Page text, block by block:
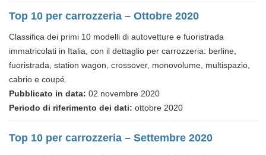
Top 10 per carrozzeria – Ottobre 2020
Classifica dei primi 10 modelli di autovetture e fuoristrada
immatricolati in Italia, con il dettaglio per carrozzeria: berline,
fuoristrada, station wagon, crossover, monovolume, multispazio,
cabrio e coupé.
Pubblicato in data: 02 novembre 2020
Periodo di riferimento dei dati: ottobre 2020
Top 10 per carrozzeria – Settembre 2020